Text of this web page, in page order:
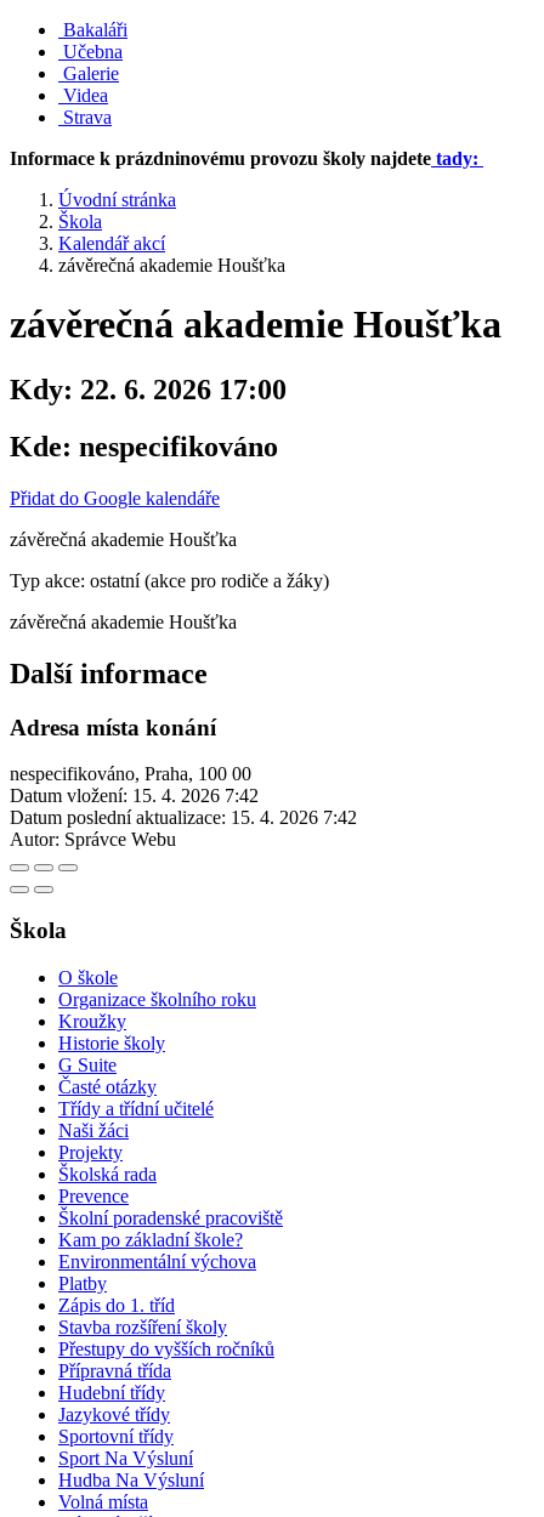
Bakaláři
Učebna
Galerie
Videa
Strava
Informace k prázdninovému provozu školy najdete tady:
Úvodní stránka
Škola
Kalendář akcí
závěrečná akademie Houšťka
závěrečná akademie Houšťka
Kdy: 22. 6. 2026 17:00
Kde: nespecifikováno
Přidat do Google kalendáře
závěrečná akademie Houšťka
Typ akce: ostatní (akce pro rodiče a žáky)
závěrečná akademie Houšťka
Další informace
Adresa místa konání
nespecifikováno, Praha, 100 00
Datum vložení: 15. 4. 2026 7:42
Datum poslední aktualizace: 15. 4. 2026 7:42
Autor: Správce Webu
Škola
O škole
Organizace školního roku
Kroužky
Historie školy
G Suite
Časté otázky
Třídy a třídní učitelé
Naši žáci
Projekty
Školská rada
Prevence
Školní poradenské pracoviště
Kam po základní škole?
Environmentální výchova
Platby
Zápis do 1. tříd
Stavba rozšíření školy
Přestupy do vyšších ročníků
Přípravná třída
Hudební třídy
Jazykové třídy
Sportovní třídy
Sport Na Výsluní
Hudba Na Výsluní
Volná místa